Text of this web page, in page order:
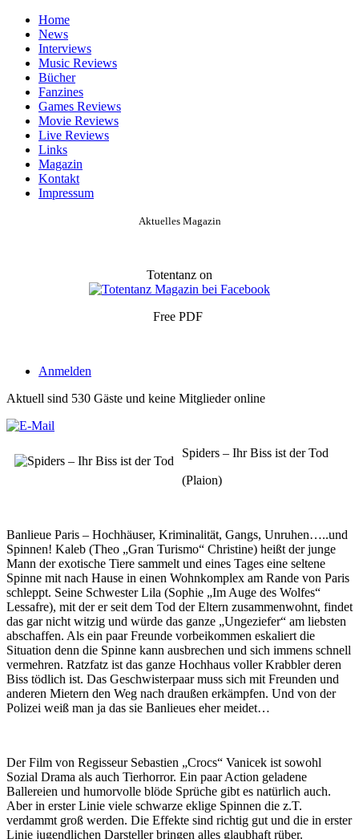
Home
News
Interviews
Music Reviews
Bücher
Fanzines
Games Reviews
Movie Reviews
Live Reviews
Links
Magazin
Kontakt
Impressum
Aktuelles Magazin
Totentanz on
Free PDF
Anmelden
Aktuell sind 530 Gäste und keine Mitglieder online
Spiders – Ihr Biss ist der Tod
(Plaion)
Banlieue Paris – Hochhäuser, Kriminalität, Gangs, Unruhen…..und
Spinnen! Kaleb (Theo „Gran Turismo“ Christine) heißt der junge
Mann der exotische Tiere sammelt und eines Tages eine seltene
Spinne mit nach Hause in einen Wohnkomplex am Rande von Paris
schleppt. Seine Schwester Lila (Sophie „Im Auge des Wolfes“
Lessafre), mit der er seit dem Tod der Eltern zusammenwohnt, findet
das gar nicht witzig und würde das ganze „Ungeziefer“ am liebsten
abschaffen. Als ein paar Freunde vorbeikommen eskaliert die
Situation denn die Spinne kann ausbrechen und sich immens schnell
vermehren. Ratzfatz ist das ganze Hochhaus voller Krabbler deren
Biss tödlich ist. Das Geschwisterpaar muss sich mit Freunden und
anderen Mietern den Weg nach draußen erkämpfen. Und von der
Polizei weiß man ja das sie Banlieues eher meidet…
Der Film von Regisseur Sebastien „Crocs“ Vanicek ist sowohl
Sozial Drama als auch Tierhorror. Ein paar Action geladene
Ballereien und humorvolle blöde Sprüche gibt es natürlich auch.
Aber in erster Linie viele schwarze eklige Spinnen die z.T.
verdammt groß werden. Die Effekte sind richtig gut und die in erster
Linie jugendlichen Darsteller bringen alles glaubhaft rüber.